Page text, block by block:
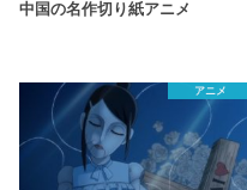
中国の名作切り紙アニメ
アニメ